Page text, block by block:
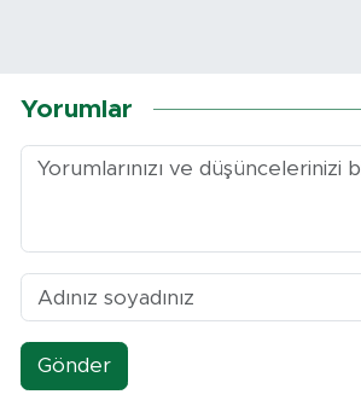
Yorumlar
Gönder